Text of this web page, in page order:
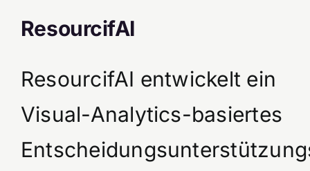
ResourcifAI
ResourcifAI entwickelt ein
Visual-Analytics-basiertes